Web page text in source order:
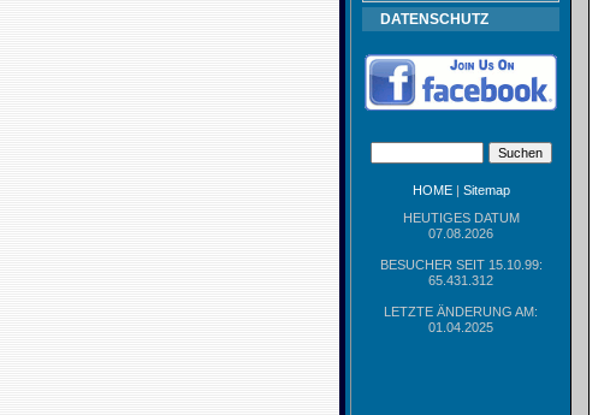
DATENSCHUTZ
HOME| Sitemap
HEUTIGES DATUM
07.08.2026
BESUCHER SEIT 15.10.99:
65.431.312
LETZTE ÄNDERUNG AM:
01.04.2025